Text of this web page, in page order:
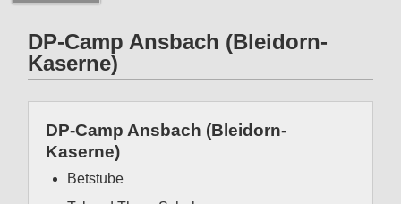
DP-Camp Ansbach (Bleidorn-
Kaserne)
DP-Camp Ansbach (Bleidorn-
Kaserne)
Betstube